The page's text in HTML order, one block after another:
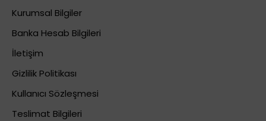
Kurumsal Bilgiler
Banka Hesab Bilgileri
İletişim
Gizlilik Politikası
Kullanıcı Sözleşmesi
Teslimat Bilgileri